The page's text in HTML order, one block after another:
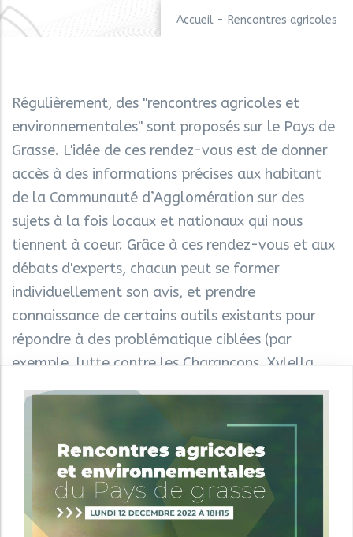
Accueil - Rencontres agricoles
Régulièrement, des "rencontres agricoles et
environnementales" sont proposés sur le Pays de
Grasse. L'idée de ces rendez-vous est de donner
accès à des informations précises aux habitant
de la Communauté d’Agglomération sur des
sujets à la fois locaux et nationaux qui nous
tiennent à coeur. Grâce à ces rendez-vous et aux
débats d'experts, chacun peut se former
individuellement son avis, et prendre
connaissance de certains outils existants pour
répondre à des problématique ciblées (par
exemple, lutte contre les Charançons, Xylella
fastidiosa, l'importance des abeilles...).